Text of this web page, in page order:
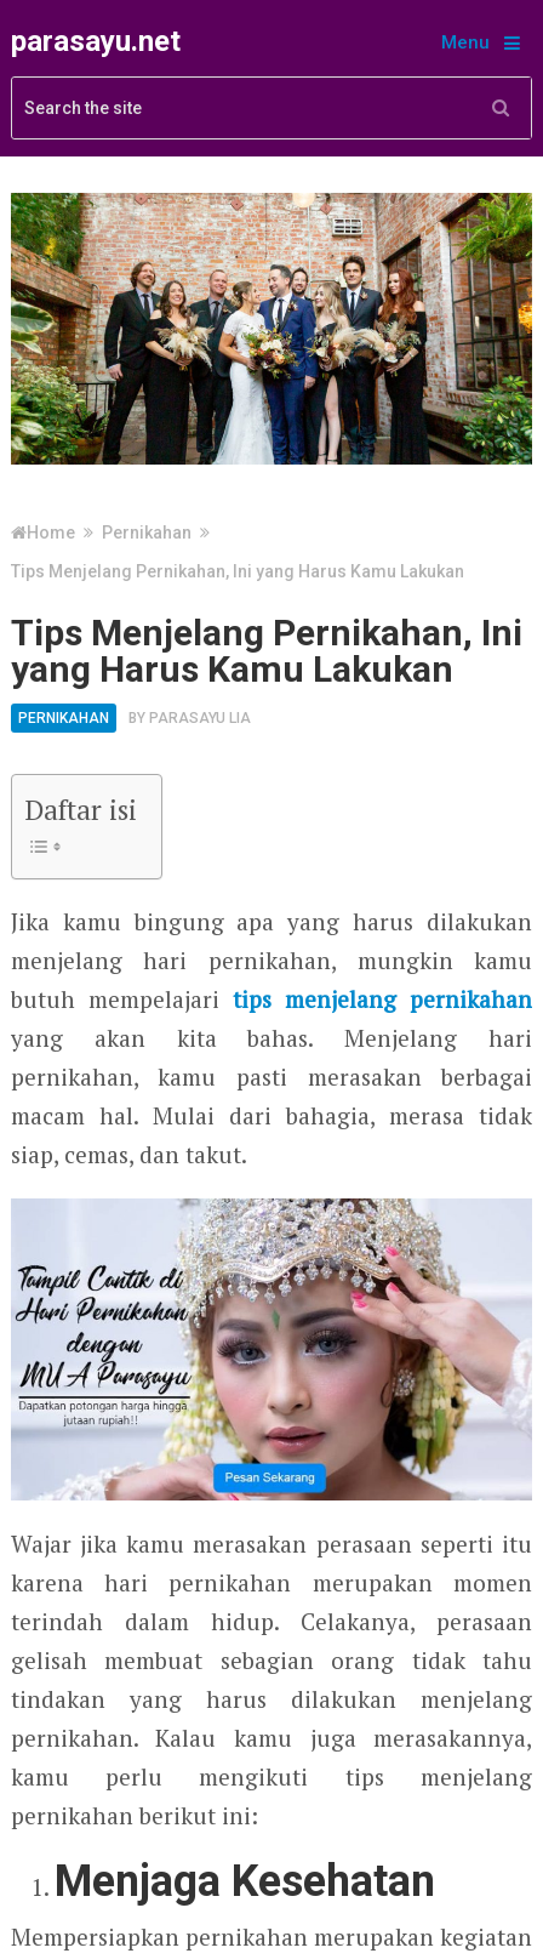
parasayu.net Menu
Home
Pernikahan
Tips Menjelang Pernikahan, Ini yang Harus Kamu Lakukan
Tips Menjelang Pernikahan, Ini
yang Harus Kamu Lakukan
PERNIKAHAN BY PARASAYU LIA
Daftar isi
Jika kamu bingung apa yang harus dilakukan
menjelang hari pernikahan, mungkin kamu
butuh mempelajari tips menjelang pernikahan
yang akan kita bahas. Menjelang hari
pernikahan, kamu pasti merasakan berbagai
macam hal. Mulai dari bahagia, merasa tidak
siap, cemas, dan takut.
Wajar jika kamu merasakan perasaan seperti itu
karena hari pernikahan merupakan momen
terindah dalam hidup. Celakanya, perasaan
gelisah membuat sebagian orang tidak tahu
tindakan yang harus dilakukan menjelang
pernikahan. Kalau kamu juga merasakannya,
kamu perlu mengikuti tips menjelang
pernikahan berikut ini:
Menjaga Kesehatan
Mempersiapkan pernikahan merupakan kegiatan